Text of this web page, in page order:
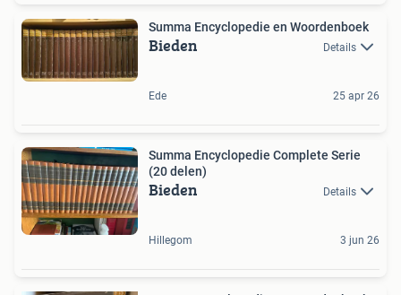
Summa Encyclopedie en Woordenboek
Bieden Details
Ede 25 apr 26
Summa Encyclopedie Complete Serie
(20 delen)
Bieden Details
Hillegom 3 jun 26